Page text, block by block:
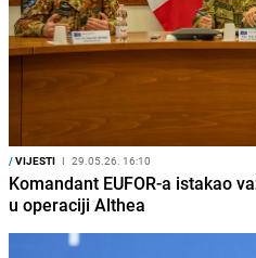
/VIJESTI I 29.05.26. 16:10
Komandant EUFOR-a istakao
u operaciji Althea